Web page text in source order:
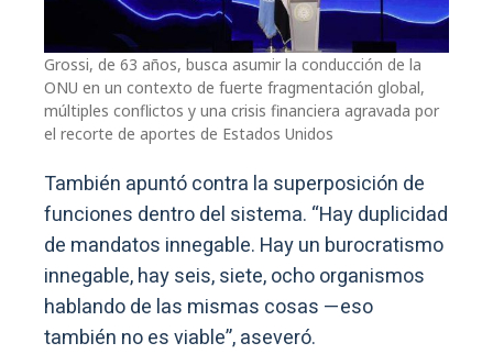
Grossi, de 63 años, busca asumir la conducción de la
ONU en un contexto de fuerte fragmentación global,
múltiples conflictos y una crisis financiera agravada por
el recorte de aportes de Estados Unidos
También apuntó contra la superposición de
funciones dentro del sistema. “Hay duplicidad
de mandatos innegable. Hay un burocratismo
innegable, hay seis, siete, ocho organismos
hablando de las mismas cosas —eso
también no es viable”, aseveró.